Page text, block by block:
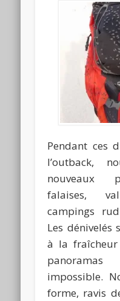
Pendant ces
l’outback,
nouveaux
falaises,
campings
Les dénivelés
à la
impossible.
forme, ravis